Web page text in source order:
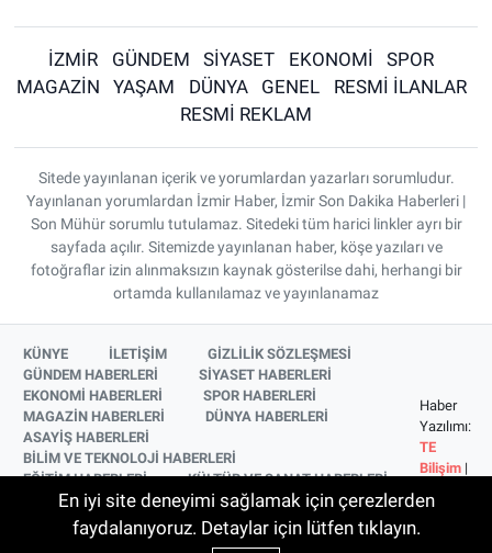
İZMİR GÜNDEM SİYASET EKONOMİ
SPOR
MAGAZİN
YAŞAM DÜNYA GENEL
RESMİ İLANLAR
RESMİ REKLAM
Sitede yayınlanan içerik ve yorumlardan yazarları sorumludur.
Yayınlanan yorumlardan İzmir Haber, İzmir Son Dakika Haberleri |
Son Mühür sorumlu tutulamaz. Sitedeki tüm harici linkler ayrı bir
sayfada açılır. Sitemizde yayınlanan haber, köşe yazıları ve
fotoğraflar izin alınmaksızın kaynak gösterilse dahi, herhangi bir
ortamda kullanılamaz ve yayınlanamaz
KÜNYE İLETİŞİM
GİZLİLİK SÖZLEŞMESİ
GÜNDEM HABERLERİ
SİYASET HABERLERİ
EKONOMİ HABERLERİ
SPOR HABERLERİ
MAGAZİN HABERLERİ
DÜNYA HABERLERİ
ASAYİŞ HABERLERİ
BİLİM VE TEKNOLOJİ HABERLERİ
EĞİTİM HABERLERİ
KÜLTÜR VE SANAT HABERLERİ
SAĞLIK HABERLERİ
YAŞAM HABERLERİ
YEREL HABERLER
İZMİR HABERLERİ
SİNEMA VE TELEVİZYON HABERLERİ
Haber
Yazılımı:
TE
Bilişim |
© 2026
En iyi site deneyimi sağlamak için çerezlerden
faydalanıyoruz. Detaylar için lütfen tıklayın.